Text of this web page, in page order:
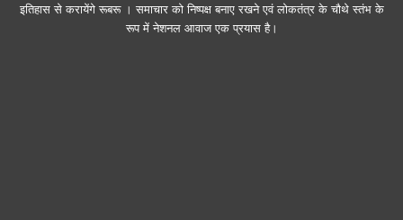
इतिहास से करायेंगे रूबरू । समाचार को निष्पक्ष बनाए रखने एवं लोकतंत्र के चौथे स्तंभ के
रूप में नेशनल आवाज एक प्रयास है।